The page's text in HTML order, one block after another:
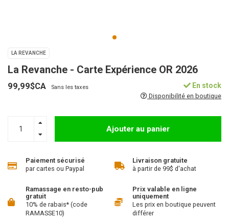
LA REVANCHE
La Revanche - Carte Expérience OR 2026
99,99$CA Sans les taxes En stock
Disponibilité en boutique
Ajouter au panier
Paiement sécurisé
par cartes ou Paypal
Livraison gratuite
à partir de 99$ d'achat
Ramassage en resto-pub
gratuit
10% de rabais* (code
RAMASSE10)
Prix valable en ligne
uniquement
Les prix en boutique peuvent
différer